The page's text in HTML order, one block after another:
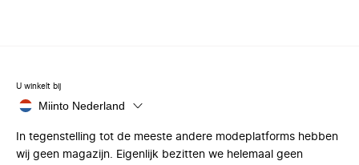
U winkelt bij
Miinto Nederland
In tegenstelling tot de meeste andere modeplatforms hebben
wij geen magazijn. Eigenlijk bezitten we helemaal geen